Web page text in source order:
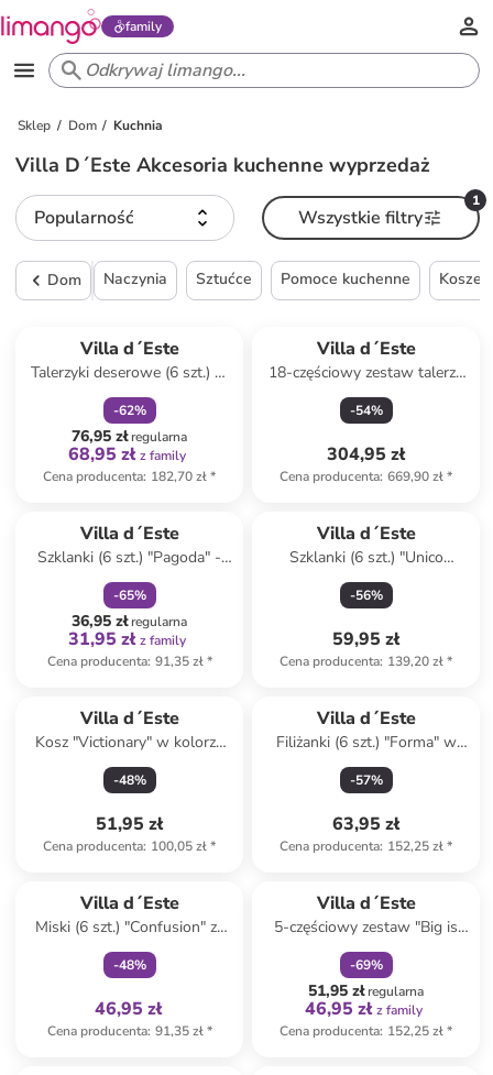
family
Sklep Dom Kuchnia
Villa D´Este Akcesoria kuchenne wyprzedaż
Popularność
1
Wszystkie filtry
Dom Naczynia Sztućce Pomoce kuchenne Kosze
Villa d´Este
Talerzyki deserowe (6 szt.) w
kolorze białym ze wzorem - Ø
20 cm
-62%
76,95 złregularna
68,95 zł z family
Cena producenta: 182,70 zł*
Villa d´Este
18-częściowy zestaw talerzy
"Botanist" w kolorze białym ze
wzorem
-54%
304,95 zł
Cena producenta: 669,90 zł*
Villa d´Este
Szklanki (6 szt.) "Pagoda" -
370 ml
-65%
36,95 złregularna
31,95 zł z family
Cena producenta: 91,35 zł*
Villa d´Este
Szklanki (6 szt.) "Unico
Bubbles" w kolorze
turkusowym - 325 ml
-56%
59,95 zł
Cena producenta: 139,20 zł*
Villa d´Este
Kosz "Victionary" w kolorze
czarnym na śmieci - 3 l
-48%
51,95 zł
Cena producenta: 100,05 zł*
Villa d´Este
Filiżanki (6 szt.) "Forma" w
kolorze szarym - 100 ml
-57%
63,95 zł
Cena producenta: 152,25 zł*
Villa d´Este
Miski (6 szt.) "Confusion" ze
wzorem - 330 ml
-48%
46,95 zł
Cena producenta: 91,35 zł*
Villa d´Este
5-częściowy zestaw "Big is
more" w kolorze czarno-
białym
-69%
51,95 złregularna
46,95 zł z family
Cena producenta: 152,25 zł*